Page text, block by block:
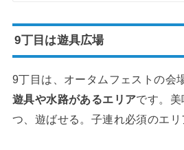
9丁目は遊具広場
9丁目は、オータムフェストの会
遊具や水路があるエリアです。
つ、遊ばせる。子連れ必須のエリ